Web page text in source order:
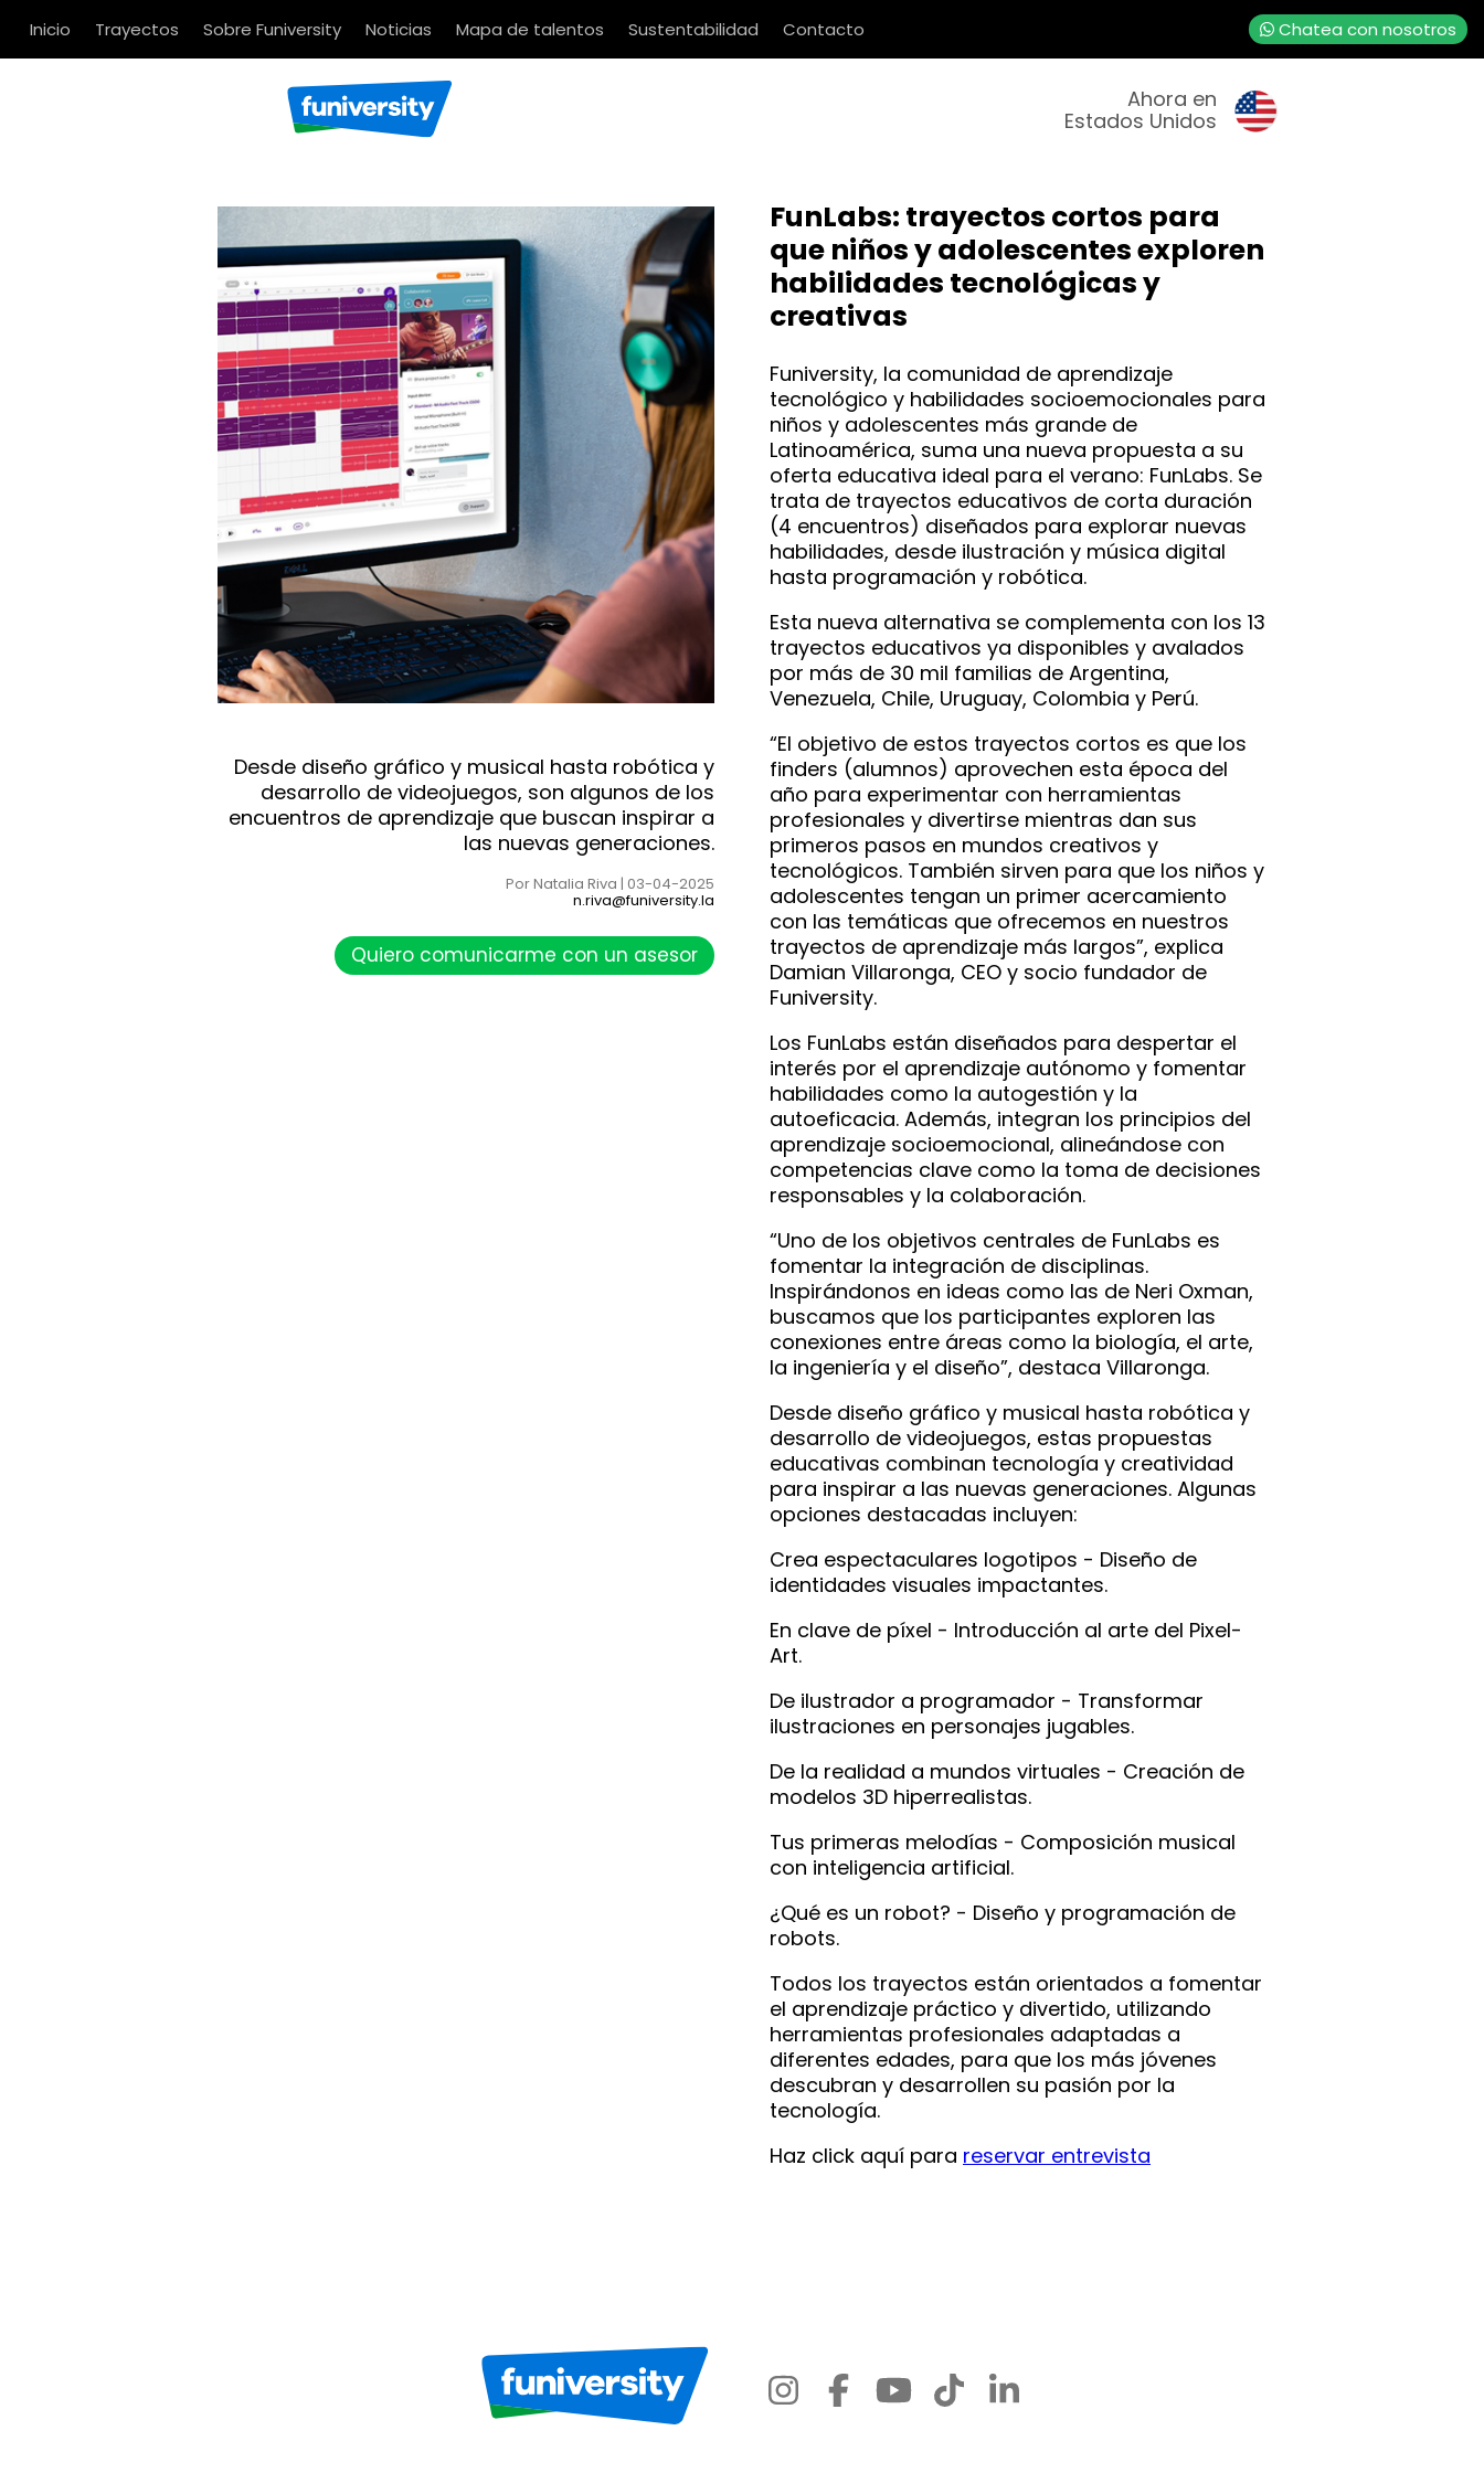
Inicio Trayectos Sobre Funiversity Noticias Mapa de talentos Sustentabilidad Contacto Chatea con nosotros
Ahora en
Estados Unidos
Desde diseño gráfico y musical hasta robótica y
desarrollo de videojuegos, son algunos de los
encuentros de aprendizaje que buscan inspirar a
las nuevas generaciones.
Por Natalia Riva | 03-04-2025
n.riva@funiversity.la
Quiero comunicarme con un asesor
FunLabs: trayectos cortos para
que niños y adolescentes exploren
habilidades tecnológicas y
creativas
Funiversity, la comunidad de aprendizaje
tecnológico y habilidades socioemocionales para
niños y adolescentes más grande de
Latinoamérica, suma una nueva propuesta a su
oferta educativa ideal para el verano: FunLabs. Se
trata de trayectos educativos de corta duración
(4 encuentros) diseñados para explorar nuevas
habilidades, desde ilustración y música digital
hasta programación y robótica.
Esta nueva alternativa se complementa con los 13
trayectos educativos ya disponibles y avalados
por más de 30 mil familias de Argentina,
Venezuela, Chile, Uruguay, Colombia y Perú.
“El objetivo de estos trayectos cortos es que los
finders (alumnos) aprovechen esta época del
año para experimentar con herramientas
profesionales y divertirse mientras dan sus
primeros pasos en mundos creativos y
tecnológicos. También sirven para que los niños y
adolescentes tengan un primer acercamiento
con las temáticas que ofrecemos en nuestros
trayectos de aprendizaje más largos”, explica
Damian Villaronga, CEO y socio fundador de
Funiversity.
Los FunLabs están diseñados para despertar el
interés por el aprendizaje autónomo y fomentar
habilidades como la autogestión y la
autoeficacia. Además, integran los principios del
aprendizaje socioemocional, alineándose con
competencias clave como la toma de decisiones
responsables y la colaboración.
“Uno de los objetivos centrales de FunLabs es
fomentar la integración de disciplinas.
Inspirándonos en ideas como las de Neri Oxman,
buscamos que los participantes exploren las
conexiones entre áreas como la biología, el arte,
la ingeniería y el diseño”, destaca Villaronga.
Desde diseño gráfico y musical hasta robótica y
desarrollo de videojuegos, estas propuestas
educativas combinan tecnología y creatividad
para inspirar a las nuevas generaciones. Algunas
opciones destacadas incluyen:
Crea espectaculares logotipos - Diseño de
identidades visuales impactantes.
En clave de píxel - Introducción al arte del Pixel-
Art.
De ilustrador a programador - Transformar
ilustraciones en personajes jugables.
De la realidad a mundos virtuales - Creación de
modelos 3D hiperrealistas.
Tus primeras melodías - Composición musical
con inteligencia artificial.
¿Qué es un robot? - Diseño y programación de
robots.
Todos los trayectos están orientados a fomentar
el aprendizaje práctico y divertido, utilizando
herramientas profesionales adaptadas a
diferentes edades, para que los más jóvenes
descubran y desarrollen su pasión por la
tecnología.
Haz click aquí para reservar entrevista